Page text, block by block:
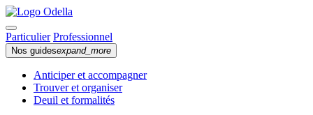
Particulier Professionnel
Nos guidesexpand_more
Anticiper et accompagner
Trouver et organiser
Deuil et formalités